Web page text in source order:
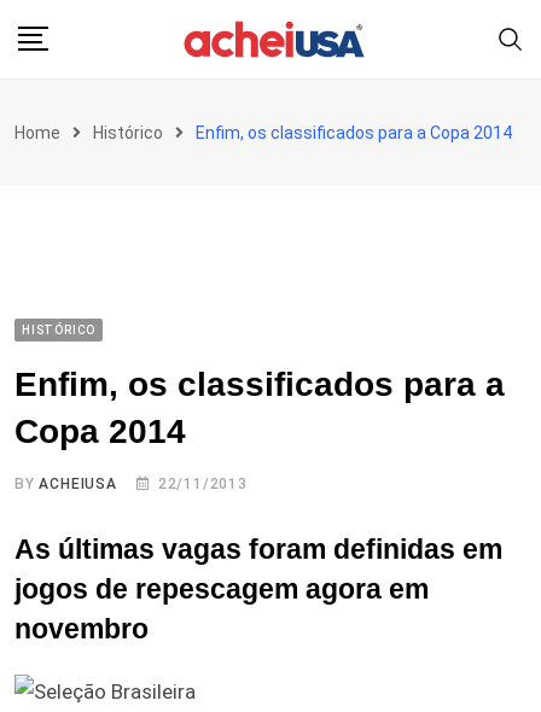
Home Histórico Enfim, os classificados para a Copa 2014
HISTÓRICO
Enfim, os classificados para a
Copa 2014
BYACHEIUSA 22/11/2013
As últimas vagas foram definidas em
jogos de repescagem agora em
novembro